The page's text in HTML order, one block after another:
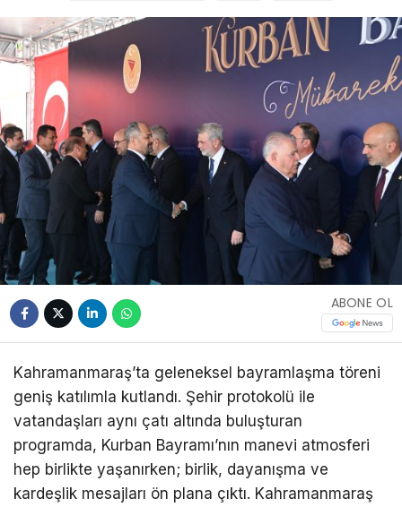
ABONE OL
Kahramanmaraş’ta geleneksel bayramlaşma töreni
geniş katılımla kutlandı. Şehir protokolü ile
vatandaşları aynı çatı altında buluşturan
programda, Kurban Bayramı’nın manevi atmosferi
hep birlikte yaşanırken; birlik, dayanışma ve
kardeşlik mesajları ön plana çıktı. Kahramanmaraş